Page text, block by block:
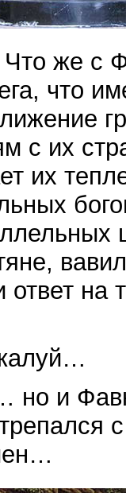
же с
что
с их
их
ответ на
но и